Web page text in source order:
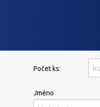
Počet ks:
Jméno